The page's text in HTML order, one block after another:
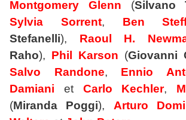
Montgomery Glenn (Silvano
Sylvia Sorrent, Ben
Stefanelli), Raoul H.
Raho), Phil Karson (Giovanni
Salvo
Randone, Ennio
Damiani et Carlo Kechler,
(Miranda Poggi), Arturo